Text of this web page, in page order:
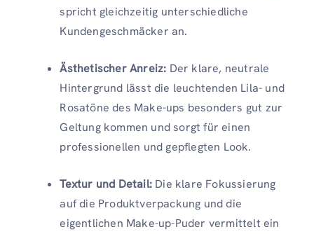
spricht gleichzeitig unterschiedliche
Kundengeschmäcker an.
Ästhetischer Anreiz: Der klare, neutrale
Hintergrund lässt die leuchtenden Lila- und
Rosatöne des Make-ups besonders gut zur
Geltung kommen und sorgt für einen
professionellen und gepflegten Look.
Textur und Detail: Die klare Fokussierung
auf die Produktverpackung und die
eigentlichen Make-up-Puder vermittelt ein